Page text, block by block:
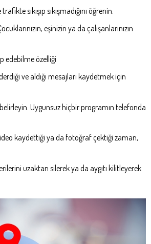
sıkışıp sıkışmadığını öğrenin.
eşinizin ya da çalışanlarınızın
edebilme özelliği
ve aldığı mesajları kaydetmek için
Uygunsuz hiçbir programın telefonda
kaydettiği ya da fotoğraf çektiği zaman,
uzaktan silerek ya da aygıtı kilitleyerek